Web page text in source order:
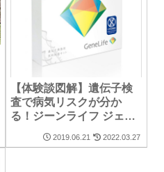
【体験談図解】遺伝子検
査で病気リスクが分か
る！ジーンライフ ジェネ
開【評判/口コミ】
2019.06.21 2022.03.27